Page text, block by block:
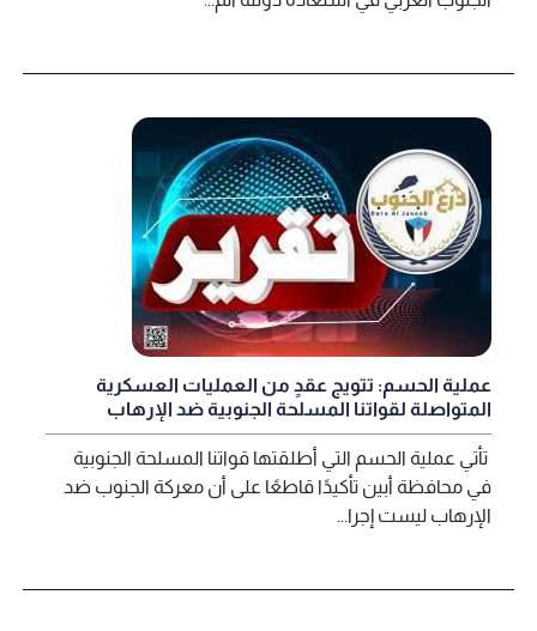
عملية الحسم: تتويج عقدٍ من العمليات العسكرية
المتواصلة لقواتنا المسلحة الجنوبية ضد الإرهاب
تأتي عملية الحسم التي أطلقتها قواتنا المسلحة الجنوبية
في محافظة أبين تأكيدًا قاطعًا على أن معركة الجنوب ضد
الإرهاب ليست إجرا...